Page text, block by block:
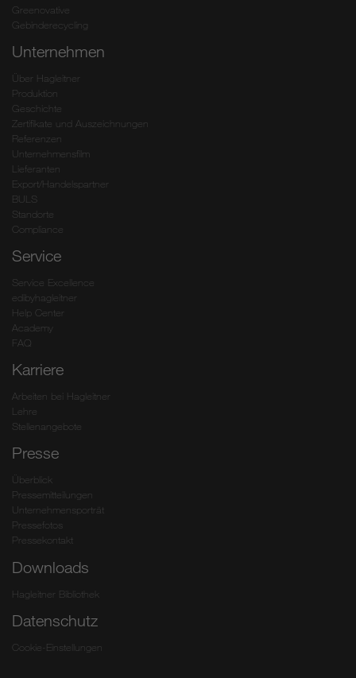
Greenovative
Gebinderecycling
Unternehmen
Über Hagleitner
Produktion
Geschichte
Zertifikate und Auszeichnungen
Referenzen
Unternehmensfilm
Lieferanten
Export/Handelspartner
BULS
Standorte
Compliance
Service
Service Excellence
edibyhagleitner
Help Center
Academy
FAQ
Karriere
Arbeiten bei Hagleitner
Lehre
Stellenangebote
Presse
Überblick
Pressemitteilungen
Unternehmensporträt
Pressefotos
Pressekontakt
Downloads
Hagleitner Bibliothek
Datenschutz
Cookie-Einstellungen